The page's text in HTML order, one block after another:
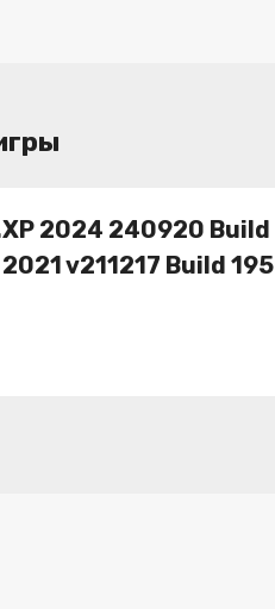
2024 240920 Build
v211217 Build 195